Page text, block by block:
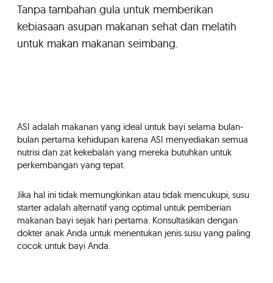
Tanpa tambahan gula untuk memberikan
kebiasaan asupan makanan sehat dan melatih
untuk makan makanan seimbang.
ASI adalah makanan yang ideal untuk bayi selama bulan-
bulan pertama kehidupan karena ASI menyediakan semua
nutrisi dan zat kekebalan yang mereka butuhkan untuk
perkembangan yang tepat.
Jika hal ini tidak memungkinkan atau tidak mencukupi, susu
starter adalah alternatif yang optimal untuk pemberian
makanan bayi sejak hari pertama. Konsultasikan dengan
dokter anak Anda untuk menentukan jenis susu yang paling
cocok untuk bayi Anda.